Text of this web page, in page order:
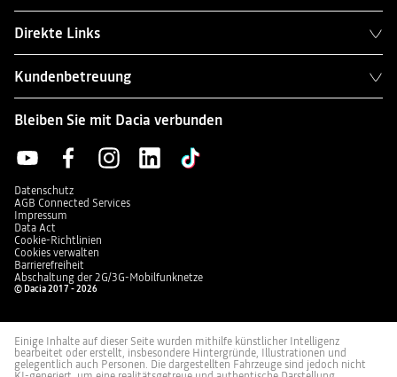
Direkte Links
Kundenbetreuung
Bleiben Sie mit Dacia verbunden
Datenschutz
AGB Connected Services
Impressum
Data Act
Cookie-Richtlinien
Cookies verwalten
Barrierefreiheit
Abschaltung der 2G/3G-Mobilfunknetze
© Dacia 2017 - 2026
Einige Inhalte auf dieser Seite wurden mithilfe künstlicher Intelligenz
bearbeitet oder erstellt, insbesondere Hintergründe, Illustrationen und
gelegentlich auch Personen. Die dargestellten Fahrzeuge sind jedoch nicht